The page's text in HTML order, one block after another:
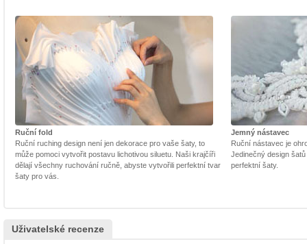
Ruční fold
Ruční ruching design není jen dekorace pro vaše šaty, to
může pomoci vytvořit postavu lichotivou siluetu. Naši krajčíři
dělají všechny ruchování ručně, abyste vytvořili perfektní tvar
šaty pro vás.
Jemný nástavec
Ruční nástavec je
Jedinečný design
perfektní šaty.
Uživatelské recenze